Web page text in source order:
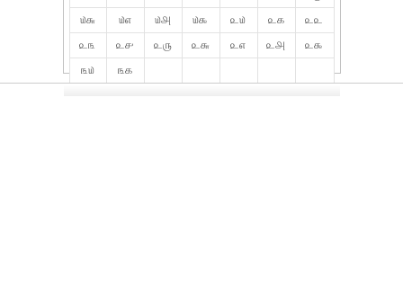
௰௬
௰௭ ௰௮ ௰௯ ௨௰ ௨௧
௨௨
௨௩
௨௪ ௨௫ ௨௬ ௨௭ ௨௮
௨௯
௩௰
௩௧